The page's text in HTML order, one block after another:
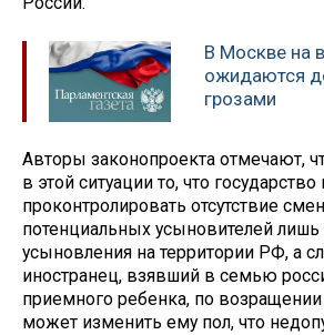
В Москве на
ожидаются
грозами
Авторы законопроекта отмечают,
в этой ситуации то, что
проконтролировать отсутствие
потенциальных усыновителей
усыновления на территории РФ, а
иностранец, взявший в семью
приемного ребенка, по
может изменить ему пол, что